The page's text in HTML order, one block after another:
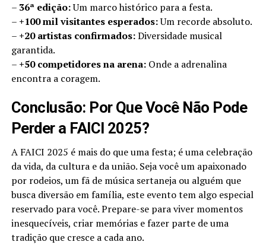
– 36ª edição:Um marco histórico para a festa.
– +100 mil visitantes esperados:Um recorde absoluto.
– +20 artistas confirmados:Diversidade musical
garantida.
– +50 competidores na arena:Onde a adrenalina
encontra a coragem.
Conclusão: Por Que Você Não Pode
Perder a FAICI 2025?
A FAICI 2025 é mais do que uma festa; é uma celebração
da vida, da cultura e da união. Seja você um apaixonado
por rodeios, um fã de música sertaneja ou alguém que
busca diversão em família, este evento tem algo especial
reservado para você. Prepare-se para viver momentos
inesquecíveis, criar memórias e fazer parte de uma
tradição que cresce a cada ano.